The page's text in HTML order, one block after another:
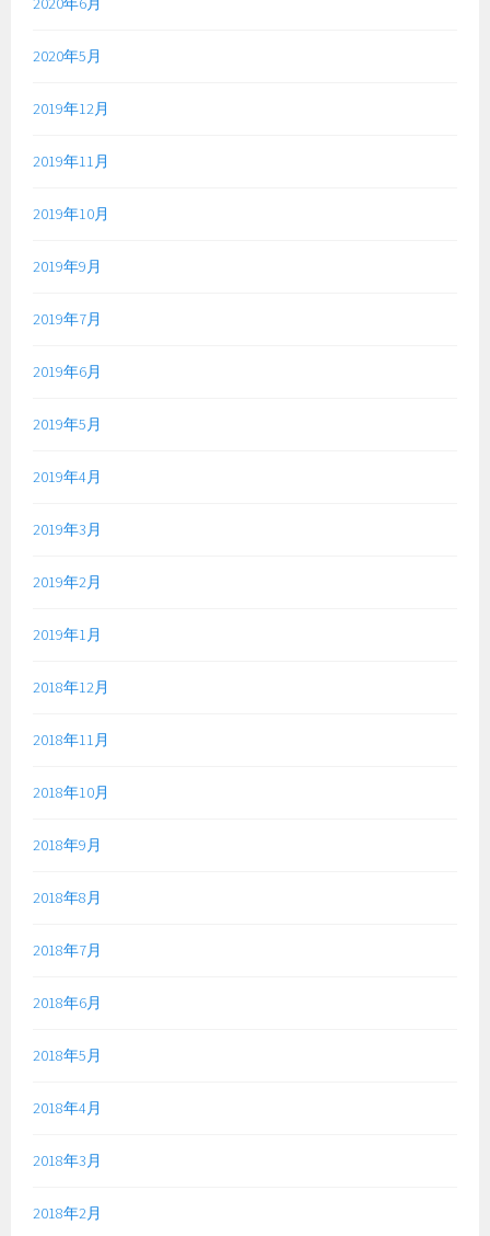
2020年5月
2019年12月
2019年11月
2019年10月
2019年9月
2019年7月
2019年6月
2019年5月
2019年4月
2019年3月
2019年2月
2019年1月
2018年12月
2018年11月
2018年10月
2018年9月
2018年8月
2018年7月
2018年6月
2018年5月
2018年4月
2018年3月
2018年2月